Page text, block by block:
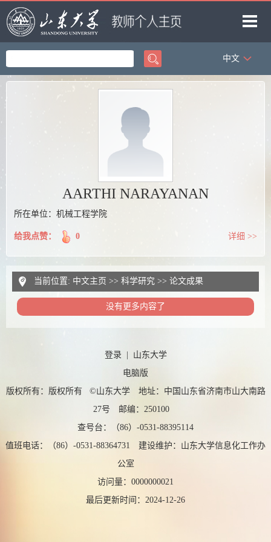
首页
教师博客
中文
AARTHI NARAYANAN
所在单位：机械工程学院
给我点赞： 0 详细 >>
当前位置: 中文主页 >> 科学研究 >> 论文成果
没有更多内容了
登录| 山东大学
电脑版
版权所有：版权所有 ©山东大学 地址：中国山东省济南市山大南路
27号 邮编：250100
查号台：（86）-0531-88395114
值班电话：（86）-0531-88364731 建设维护：山东大学信息化工作办
公室
访问量： 0000000021
最后更新时间： 2024-12-26